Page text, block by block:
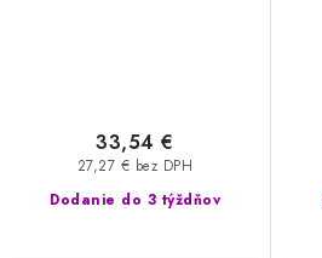
Dodanie do 3 týždňov
27,27 € bez DPH
33,54 €